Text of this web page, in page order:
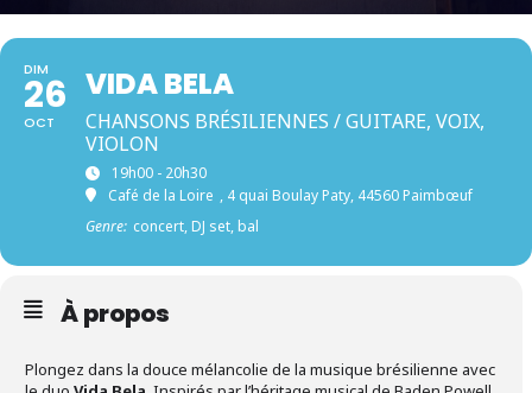
DIM
26
OCT
VIDA BELA
CHANSONS BRÉSILIENNES / GUITARE, VOIX,
VIOLON
19h00 - 20h30
Café de la Loire , 4 quai Boulay Paty, 44560 Paimbœuf
Genre: concert, DJ set, bal
À propos
Plongez dans la douce mélancolie de la musique brésilienne avec